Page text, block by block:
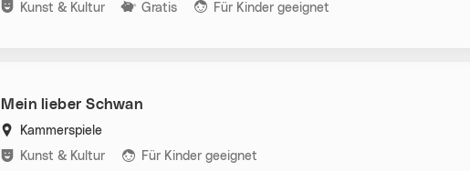
Kategorien:
Kunst & Kultur Gratis Für Kinder geeignet
Mein lieber Schwan
Kammerspiele
Kategorien:
Kunst & Kultur Für Kinder geeignet